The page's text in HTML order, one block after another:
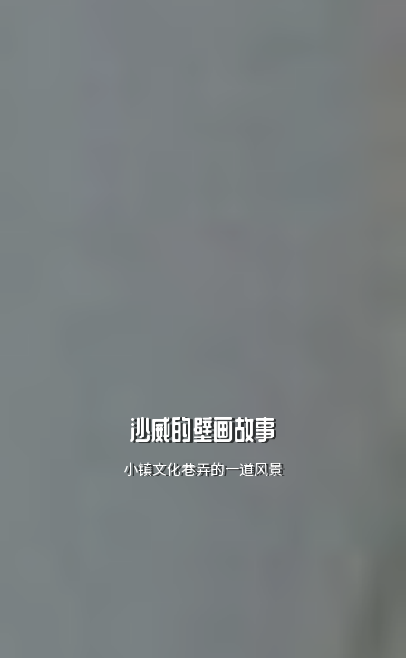
沙威的壁画故事
小镇文化巷弄的一道风景